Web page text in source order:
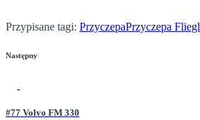
Przypisane tagi: PrzyczepaPrzyczepa Fliegl
Następny
#77 Volvo FM 330